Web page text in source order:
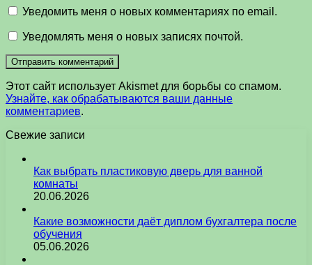
Уведомить меня о новых комментариях по email.
Уведомлять меня о новых записях почтой.
Этот сайт использует Akismet для борьбы со спамом.
Узнайте, как обрабатываются ваши данные
комментариев.
Свежие записи
Как выбрать пластиковую дверь для ванной
комнаты
20.06.2026
Какие возможности даёт диплом бухгалтера после
обучения
05.06.2026